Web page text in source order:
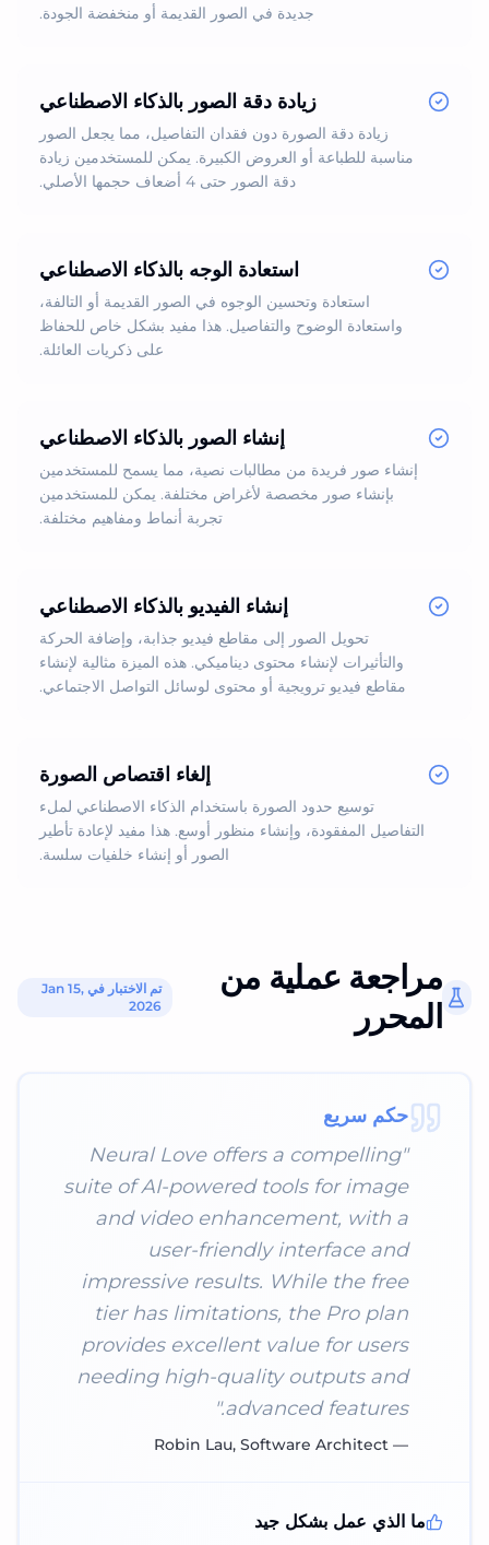
جديدة في الصور القديمة أو منخفضة الجودة.
زيادة دقة الصور بالذكاء الاصطناعي
زيادة دقة الصورة دون فقدان التفاصيل، مما يجعل الصور
مناسبة للطباعة أو العروض الكبيرة. يمكن للمستخدمين زيادة
دقة الصور حتى 4 أضعاف حجمها الأصلي.
استعادة الوجه بالذكاء الاصطناعي
استعادة وتحسين الوجوه في الصور القديمة أو التالفة،
واستعادة الوضوح والتفاصيل. هذا مفيد بشكل خاص للحفاظ
على ذكريات العائلة.
إنشاء الصور بالذكاء الاصطناعي
إنشاء صور فريدة من مطالبات نصية، مما يسمح للمستخدمين
بإنشاء صور مخصصة لأغراض مختلفة. يمكن للمستخدمين
تجربة أنماط ومفاهيم مختلفة.
إنشاء الفيديو بالذكاء الاصطناعي
تحويل الصور إلى مقاطع فيديو جذابة، وإضافة الحركة
والتأثيرات لإنشاء محتوى ديناميكي. هذه الميزة مثالية لإنشاء
مقاطع فيديو ترويجية أو محتوى لوسائل التواصل الاجتماعي.
إلغاء اقتصاص الصورة
توسيع حدود الصورة باستخدام الذكاء الاصطناعي لملء
التفاصيل المفقودة، وإنشاء منظور أوسع. هذا مفيد لإعادة تأطير
الصور أو إنشاء خلفيات سلسة.
مراجعة عملية من
المحرر
تم الاختبار في Jan 15,
2026
حكم سريع
"
Neural Love offers a compelling
suite of AI-powered tools for image
and video enhancement, with a
user-friendly interface and
impressive results. While the free
tier has limitations, the Pro plan
provides excellent value for users
needing high-quality outputs and
advanced features.
"
—
Robin Lau, Software Architect
ما الذي عمل بشكل جيد